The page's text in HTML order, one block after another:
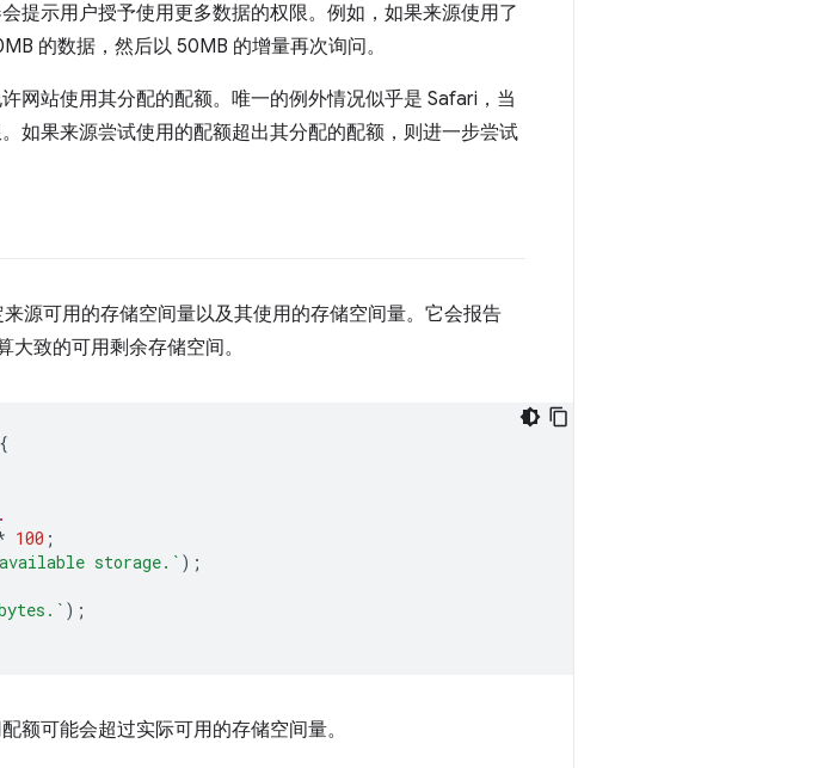
提示用户授予使用更多数据的权限。例如，如果来源使用了
的数据，然后以 50MB 的增量再次询问。
网站使用其分配的配额。唯一的例外情况似乎是 Safari，当
如果来源尝试使用的配额超出其分配的配额，则进一步尝试
源可用的存储空间量以及其使用的存储空间量。它会报告
致的可用剩余存储空间。
{
100 ;
storage.` );
);
额可能会超过实际可用的存储空间量。